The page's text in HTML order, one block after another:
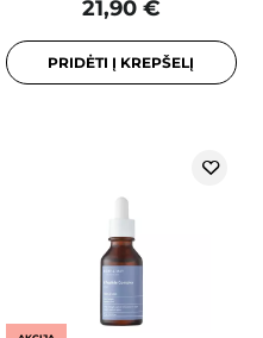
21,90 €
PRIDĖTI Į KREPŠELĮ